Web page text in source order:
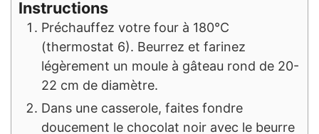
Instructions
Préchauffez votre four à 180°C
(thermostat 6). Beurrez et farinez
légèrement un moule à gâteau rond de 20-
22 cm de diamètre.
Dans une casserole, faites fondre
doucement le chocolat noir avec le beurre